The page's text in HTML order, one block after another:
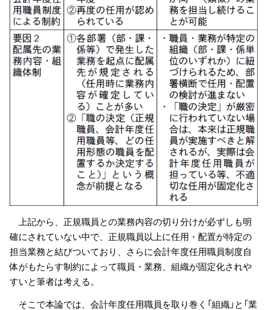
上記から、正規職員との業務内容の切り分けが必ずしも明
確にされていない中で、正規職員以上に任用・配置が特定の
担当業務と結びついており、さらに会計年度任用職員制度自
体がもたらす制約によって職員・業務、組織が固定化されや
すいと筆者は考える。
そこで本論では、会計年度任用職員を取り巻く「組織」と「業